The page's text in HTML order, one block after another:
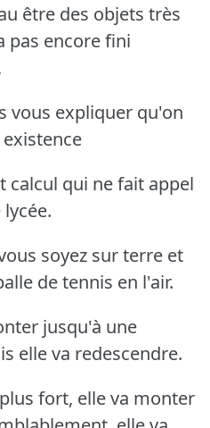
être des objets très
pas encore fini
vous expliquer qu'on
calcul qui ne fait appel
soyez sur terre et
de tennis en l'air.
jusqu'à une
elle va redescendre.
fort, elle va monter